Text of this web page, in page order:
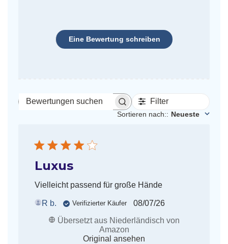
Eine Bewertung schreiben
Bewertungen
Filter
Sortieren nach:: Neueste
Luxus
Vielleicht passend für große Hände
R b. Verifizierter Käufer
08/07/26
Übersetzt aus Niederländisch von
Amazon
Original ansehen